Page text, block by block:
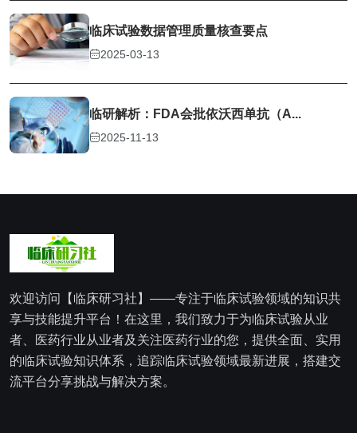
临床试验数据管理质量核查要点
2025-03-13
临研解析：FDA会批依沃西单抗（A...
2025-11-13
欢迎访问【临床研习社】——专注于临床试验领域的知识共
享与技能提升平台！在这里，我们致力于为临床试验从业
者、医药行业从业者及关注医药行业的您，提供全面、实用
的临床试验知识体系，追踪临床试验领域最新进展，搭建交
流平台分享挑战与解决方案。